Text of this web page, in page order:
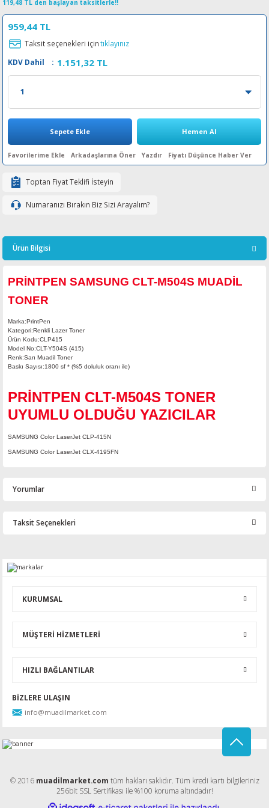
Ribon
CP
Pro
119,48 TL den başlayan taksitlerle!!
959,44 TL
Taksit seçenekleri içintıklayınız
KDV Dahil
: 1.151,32 TL
Sepete Ekle Hemen Al
Arkadaşlarına Öner Yazdır Fiyatı Düşünce Haber Ver
Toptan Fiyat Teklifi İsteyin
Numaranızı Bırakın Biz Sizi Arayalım?
Ürün Bilgisi
PRİNTPEN SAMSUNG CLT-M504S MUADİL
TONER
Marka:PrintPen
Kategori:Renkli Lazer Toner
Ürün Kodu:CLP415
Model No:CLT-Y504S (415)
Renk:Sarı Muadil Toner
Baskı Sayısı:1800 sf * (%5 doluluk oranı ile)
PRİNTPEN CLT-M504S TONER
UYUMLU OLDUĞU YAZICILAR
SAMSUNG Color LaserJet CLP-415N
SAMSUNG Color LaserJet CLX-4195FN
Yorumlar
Taksit Seçenekleri
KURUMSAL
MÜŞTERİ HİZMETLERİ
HIZLI BAĞLANTILAR
BİZLERE ULAŞIN
info@muadilmarket.com
© 2016 muadilmarket.com tüm hakları saklıdır. Tüm kredi kartı bilgileriniz
256bit SSL Sertifikası ile %100 koruma altındadır!